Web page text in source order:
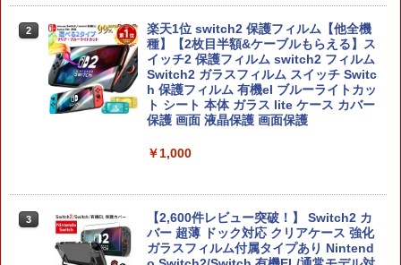
2
楽天1位 switch2 保護フィルム【他全機
種】【2枚目半額&ケーブルもらえる】ス
イッチ2 保護フィルム switch2 フィルム
Switch2 ガラスフィルム スイッチ Switc
h 保護フィルム 有機el ブルーライトカッ
ト シート 本体 ガラス lite ケース カバー
保護 画面 液晶保護 画面保護
￥1,000
3
【2,600件レビュー突破！】 Switch2 カ
バー 超薄 ドック対応 クリアケース 強化
ガラスフィルム付属タイプあり Nintend